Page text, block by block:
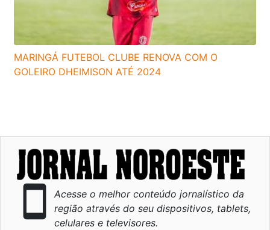
MARINGÁ FUTEBOL CLUBE RENOVA COM O
GOLEIRO DHEIMISON ATÉ 2024
smartphone
Acesse o melhor conteúdo jornalístico da
região através do seu dispositivos, tablets,
celulares e televisores.